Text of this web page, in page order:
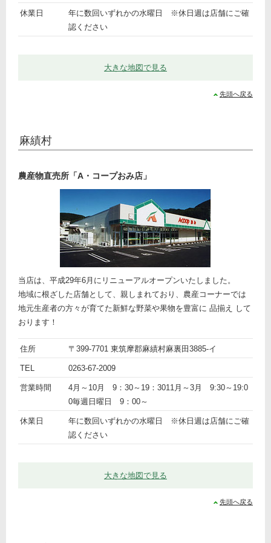
プ七
店」
休業日
年に数回いずれかの水曜日 ※休日週は店舗にご確
認ください
大きな地図で見る
先頭へ戻る
麻績村
農産物直売所「A・コープおみ店」
当店は、平成29年6月にリニューアルオープンいたしました。
地域に根ざした店舗として、親しまれており、農産コーナーでは
地元生産者の方々が育てた新鮮な野菜や果物を豊富に 品揃え して
おります！
ト
ッ
ク
細
名
売所
「A・
プお
店」
住所 〒399-7701 東筑摩郡麻績村麻裏田3885-イ
TEL 0263-67-2009
営業時間
4月～10月 9：30～19：3011月～3月 9:30～19:0
0毎週日曜日 9：00～
休業日
年に数回いずれかの水曜日 ※休日週は店舗にご確
認ください
大きな地図で見る
先頭へ戻る